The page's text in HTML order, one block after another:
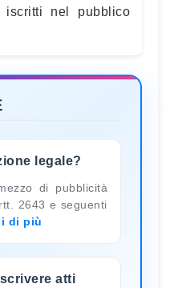
nel pubblico
legale?
di pubblicità
2643 e seguenti
di più
atti